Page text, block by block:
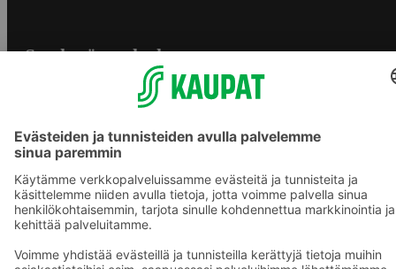
S-ryhmän palvelut
Yhteishyvä Ruoka -sovellus
S-ostoslista -sovellus
Prisma.fi
Sokos.fi
S-Pankki
Sokos Hotels